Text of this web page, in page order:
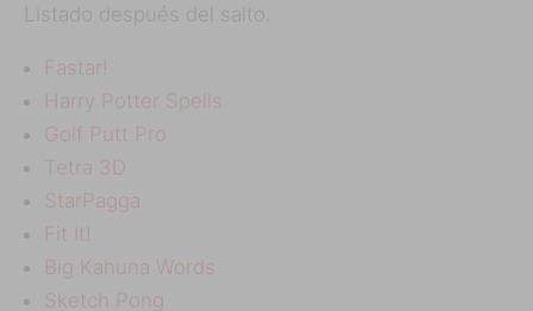
Listado después del salto.
Fastar!
Harry Potter Spells
Golf Putt Pro
Tetra 3D
StarPagga
Fit It!
Big Kahuna Words
Sketch Pong